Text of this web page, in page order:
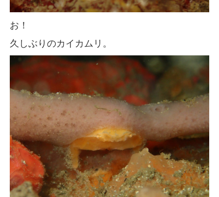
お！
久しぶりのカイカムリ。